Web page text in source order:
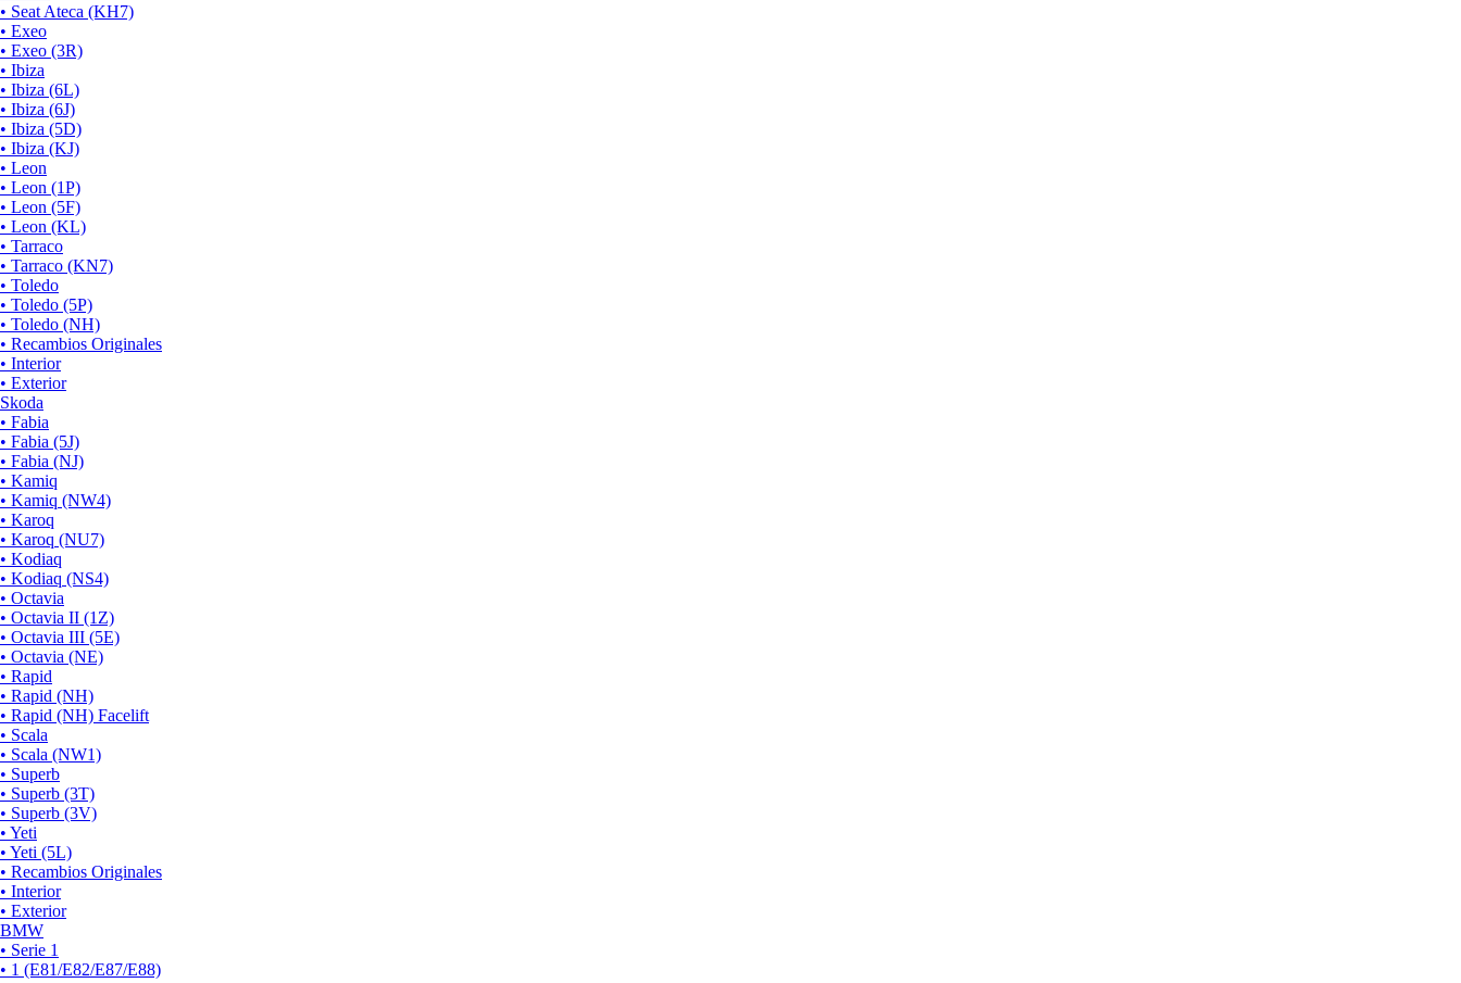
• Seat Ateca (KH7)
• Exeo
• Exeo (3R)
• Ibiza
• Ibiza (6L)
• Ibiza (6J)
• Ibiza (5D)
• Ibiza (KJ)
• Leon
• Leon (1P)
• Leon (5F)
• Leon (KL)
• Tarraco
• Tarraco (KN7)
• Toledo
• Toledo (5P)
• Toledo (NH)
• Recambios Originales
• Interior
• Exterior
Skoda
• Fabia
• Fabia (5J)
• Fabia (NJ)
• Kamiq
• Kamiq (NW4)
• Karoq
• Karoq (NU7)
• Kodiaq
• Kodiaq (NS4)
• Octavia
• Octavia II (1Z)
• Octavia III (5E)
• Octavia (NE)
• Rapid
• Rapid (NH)
• Rapid (NH) Facelift
• Scala
• Scala (NW1)
• Superb
• Superb (3T)
• Superb (3V)
• Yeti
• Yeti (5L)
• Recambios Originales
• Interior
• Exterior
BMW
• Serie 1
• 1 (E81/E82/E87/E88)